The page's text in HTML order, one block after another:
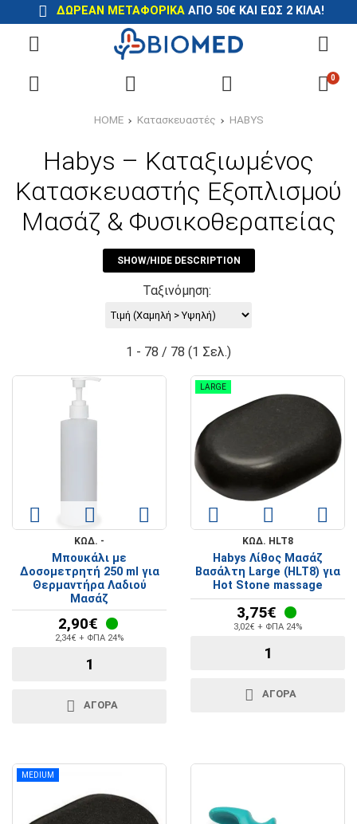
ΔΩΡΕΑΝ ΜΕΤΑΦΟΡΙΚΑΑΠΟ 50€ ΚΑΙ ΕΩΣ 2 ΚΙΛΑ!
0
HOME Κατασκευαστές HABYS
Habys – Καταξιωμένος
Κατασκευαστής Εξοπλισμού
Μασάζ & Φυσικοθεραπείας
SHOW/HIDE DESCRIPTION
Ταξινόμηση:
1 - 78 / 78 (1 Σελ.)
ΚΩΔ. -
Μπουκάλι με
Δοσομετρητή 250 ml για
Θερμαντήρα Λαδιού
Μασάζ
2,90€
2,34€ + ΦΠΑ 24%
ΑΓΟΡΑ
LARGE
ΚΩΔ. HLT8
Habys Λίθος Μασάζ
Βασάλτη Large (HLT8) για
Hot Stone massage
3,75€
3,02€ + ΦΠΑ 24%
ΑΓΟΡΑ
MEDIUM